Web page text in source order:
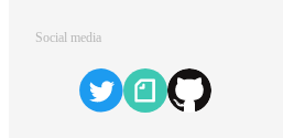
Social media